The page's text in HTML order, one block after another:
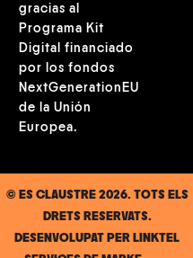
gracias al
Programa Kit
Digital financiado
por los fondos
NextGenerationEU
de la Unión
Europea.
© ES CLAUSTRE 2026. TOTS ELS
DRETS RESERVATS.
DESENVOLUPAT PER LINKTEL